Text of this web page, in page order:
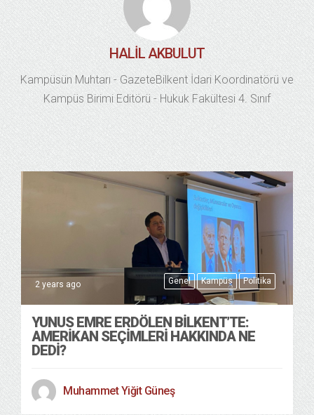
HALIL AKBULUT
Kampüsün Muhtarı - GazeteBilkent İdari Koordinatörü ve
Kampüs Birimi Editörü - Hukuk Fakültesi 4. Sınıf
Genel Kampüs Politika
2 years ago
YUNUS EMRE ERDÖLEN BILKENT’TE:
AMERIKAN SEÇIMLERI HAKKINDA NE
DEDI?
Muhammet Yiğit Güneş